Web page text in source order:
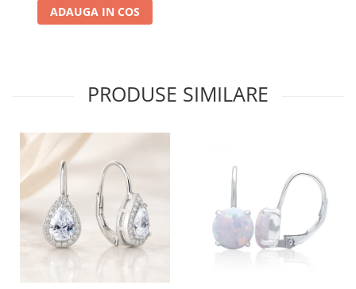
ADAUGA IN COS
PRODUSE SIMILARE